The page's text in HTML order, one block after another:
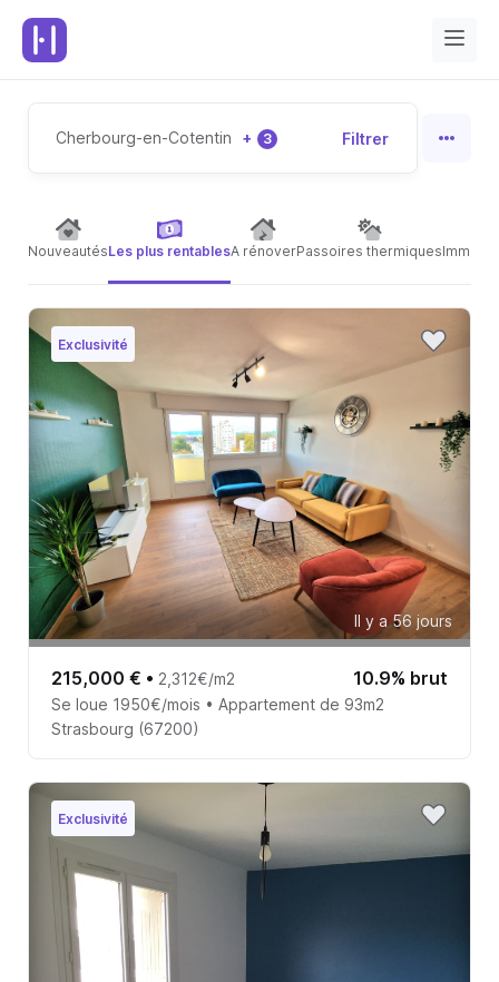
Cherbourg-en-Cotentin + 3 Filtrer
NouveautésLes plus rentablesA rénoverPassoires thermiques
Exclusivité
Il y a 56 jours
215,000 € • 2,312€/m2 10.9% brut
Se loue 1950€/mois • Appartement de 93m2
Strasbourg (67200)
Exclusivité